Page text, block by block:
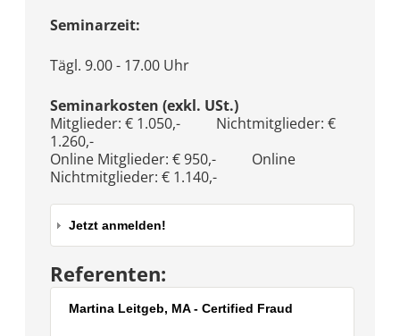
Seminarzeit:
Tägl. 9.00 - 17.00 Uhr
Seminarkosten (exkl. USt.)
Mitglieder: € 1.050,- Nichtmitglieder: €
1.260,-
Online Mitglieder: € 950,- Online
Nichtmitglieder: € 1.140,-
Jetzt anmelden!
Referenten:
Martina Leitgeb, MA - Certified Fraud